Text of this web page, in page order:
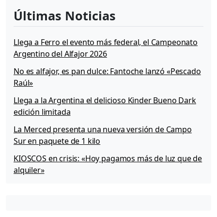
e
Últimas Noticias
Llega a Ferro el evento más federal, el Campeonato
Argentino del Alfajor 2026
No es alfajor, es pan dulce: Fantoche lanzó «Pescado
Raúl»
Llega a la Argentina el delicioso Kinder Bueno Dark
edición limitada
La Merced presenta una nueva versión de Campo
Sur en paquete de 1 kilo
KIOSCOS en crisis: «Hoy pagamos más de luz que de
alquiler»